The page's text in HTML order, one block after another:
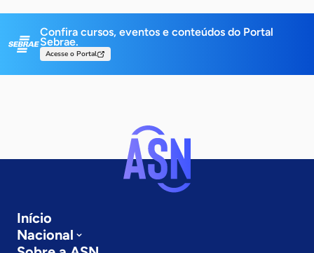
Confira cursos, eventos e conteúdos do Portal
Sebrae.
Acesse o Portal
Início
Nacional